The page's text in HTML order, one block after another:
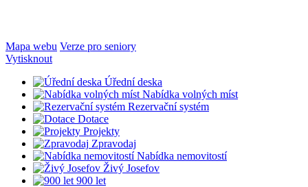
Mapa webu Verze pro seniory
Vytisknout
Úřední deska
Nabídka volných míst
Rezervační systém
Dotace
Projekty
Zpravodaj
Nabídka nemovitostí
Živý Josefov
900 let